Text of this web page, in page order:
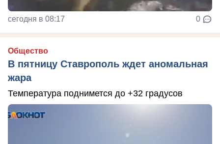
сегодня в 08:17 0
Общество
В пятницу Ставрополь ждет аномальная
жара
Температура поднимется до +32 градусов